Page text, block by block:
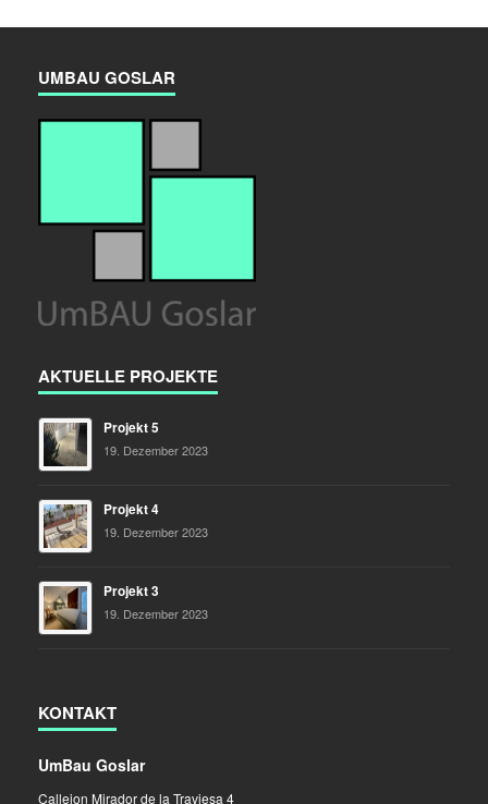
UMBAU GOSLAR
AKTUELLE PROJEKTE
Projekt 5
19. Dezember 2023
Projekt 4
19. Dezember 2023
Projekt 3
19. Dezember 2023
KONTAKT
UmBau Goslar
Callejon Mirador de la Traviesa 4